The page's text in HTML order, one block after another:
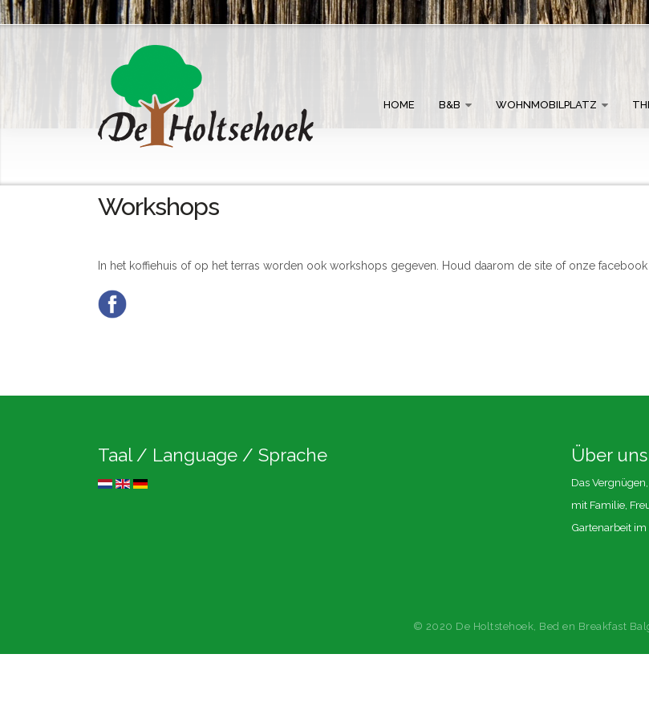
HOME B&B WOHNMOBILPLATZ
Workshops
In het koffiehuis of op het terras worden ook workshops gegeven. Houd daarom de site of onze facebook
Taal / Language / Sprache Über uns
Das
mit Familie,
Gartenarbeit
© 2020 De Holtstehoek, Bed en Breakfast